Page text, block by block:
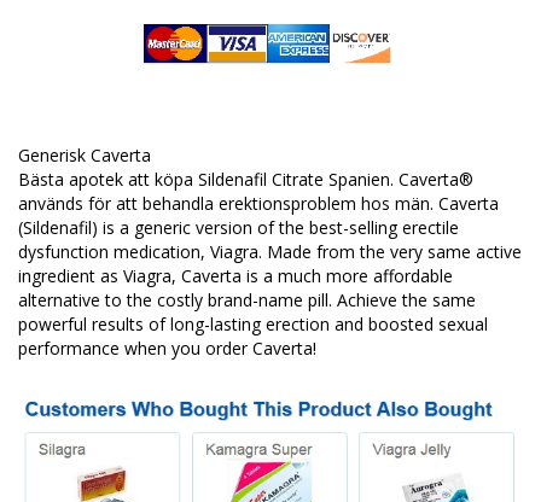
Generisk Caverta
Bästa apotek att köpa Sildenafil Citrate Spanien. Caverta®
används för att behandla erektionsproblem hos män. Caverta
(Sildenafil) is a generic version of the best-selling erectile
dysfunction medication, Viagra. Made from the very same active
ingredient as Viagra, Caverta is a much more affordable
alternative to the costly brand-name pill. Achieve the same
powerful results of long-lasting erection and boosted sexual
performance when you order Caverta!